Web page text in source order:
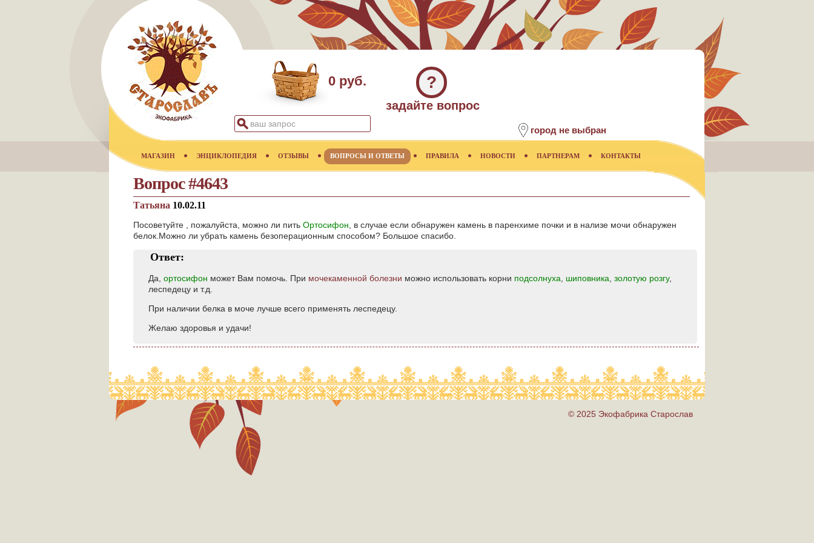
0 руб. ?
задайте вопрос
город не выбран
МАГАЗИН ЭНЦИКЛОПЕДИЯ ОТЗЫВЫ ВОПРОСЫ И ОТВЕТЫ ПРАВИЛА НОВОСТИ ПАРТНЕРАМ КОНТАКТЫ
Вопрос #4643
Татьяна 10.02.11
Посоветуйте , пожалуйста, можно ли пить Ортосифон , в случае если обнаружен камень в паренхиме почки и в нализе мочи обнаружен
белок.Можно ли убрать камень безоперационным способом? Большое спасибо.
Ответ:
Да, ортосифон может Вам помочь. При мочекаменной болезни можно использовать корни подсолнуха шиповника золотую розгу,
леспедецу и т.д.
При наличии белка в моче лучше всего применять леспедецу.
Желаю здоровья и удачи!
© 2025 Экофабрика Старослав